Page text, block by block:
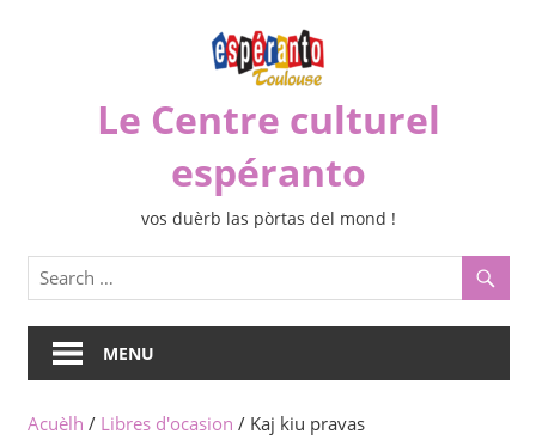
Le Centre culturel
espéranto
vos duèrb las pòrtas del mond !
MENU
Acuèlh / Libres d'ocasion / Kaj kiu pravas